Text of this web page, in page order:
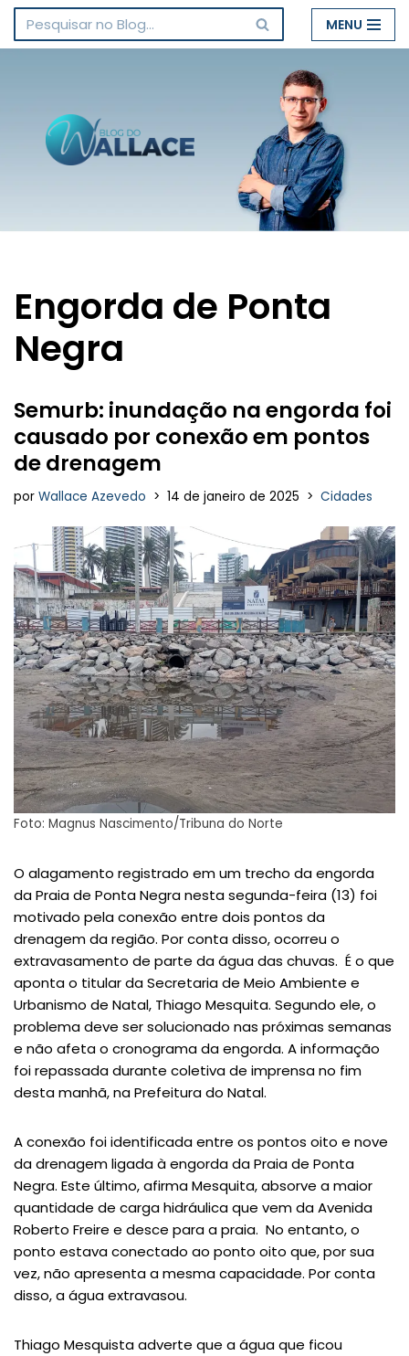
Pular
conteúdo
MENU
Engorda de Ponta
Negra
Semurb: inundação na engorda foi
causado por conexão em pontos
de drenagem
por Wallace Azevedo 14 de janeiro de 2025 Cidades
Foto: Magnus Nascimento/Tribuna do Norte
O alagamento registrado em um trecho da engorda
da Praia de Ponta Negra nesta segunda-feira (13) foi
motivado pela conexão entre dois pontos da
drenagem da região. Por conta disso, ocorreu o
extravasamento de parte da água das chuvas. É o que
aponta o titular da Secretaria de Meio Ambiente e
Urbanismo de Natal, Thiago Mesquita. Segundo ele, o
problema deve ser solucionado nas próximas semanas
e não afeta o cronograma da engorda. A informação
foi repassada durante coletiva de imprensa no fim
desta manhã, na Prefeitura do Natal.
A conexão foi identificada entre os pontos oito e nove
da drenagem ligada à engorda da Praia de Ponta
Negra. Este último, afirma Mesquita, absorve a maior
quantidade de carga hidráulica que vem da Avenida
Roberto Freire e desce para a praia. No entanto, o
ponto estava conectado ao ponto oito que, por sua
vez, não apresenta a mesma capacidade. Por conta
disso, a água extravasou.
Thiago Mesquista adverte que a água que ficou